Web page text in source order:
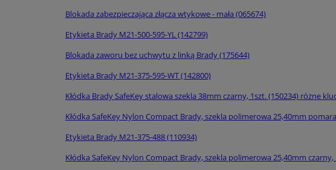
Blokada zabezpieczająca złącza wtykowe - mała (065674)
Etykieta Brady M21-500-595-YL (142799)
Blokada zaworu bez uchwytu z linką Brady (175644)
Etykieta Brady M21-375-595-WT (142800)
Kłódka Brady SafeKey stalowa szekla 38mm czarny, 1szt. (150234) różne
Kłódka SafeKey Nylon Compact Brady, szekla polimerowa 25,40mm
Etykieta Brady M21-375-488 (110934)
Kłódka SafeKey Nylon Compact Brady, szekla polimerowa 25,40mm